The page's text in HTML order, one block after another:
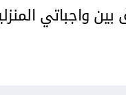
واجباتي